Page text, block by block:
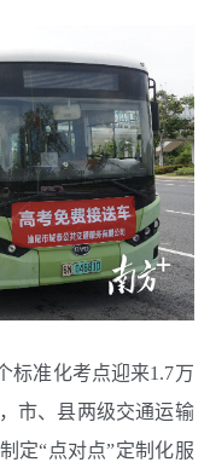
准化考点迎来1.7万
市、县两级交通运输
定“点对点”定制化服